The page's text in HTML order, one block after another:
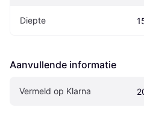
Diepte
Aanvullende informatie
Vermeld op Klarna